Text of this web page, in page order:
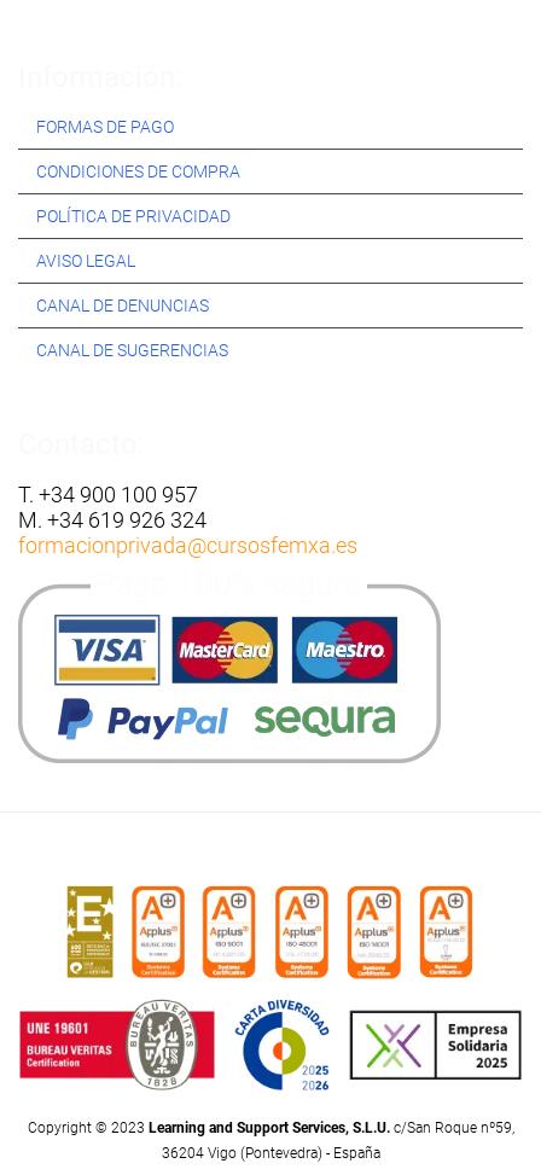
FORMAS DE PAGO
CONDICIONES DE COMPRA
POLÍTICA DE PRIVACIDAD
AVISO LEGAL
CANAL DE DENUNCIAS
CANAL DE SUGERENCIAS
T. +34 900 100 957
M. +34 619 926 324
formacionprivada@cursosfemxa.es
Copyright © 2023 Learning and Support Services, S.L.U.c/San Roque nº59,
36204 Vigo (Pontevedra) - España